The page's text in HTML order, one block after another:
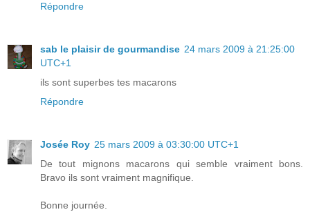
Répondre
sab le plaisir de gourmandise 24 mars 2009 à 21:25:00
UTC+1
ils sont superbes tes macarons
Répondre
Josée Roy 25 mars 2009 à 03:30:00 UTC+1
De tout mignons macarons qui semble vraiment bons.
Bravo ils sont vraiment magnifique.
Bonne journée.